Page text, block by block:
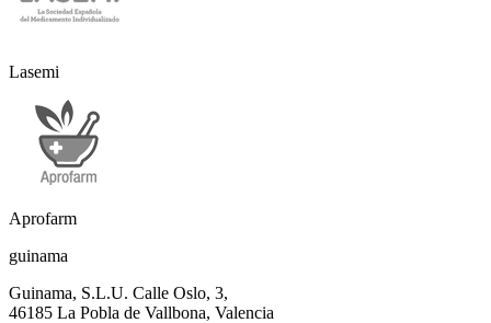
Lasemi
Aprofarm
guinama
Guinama, S.L.U. Calle Oslo, 3,
46185 La Pobla de Vallbona, Valencia